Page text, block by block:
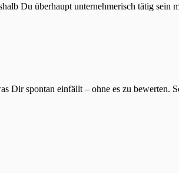
Du überhaupt unternehmerisch tätig sein
Dir spontan einfällt – ohne es zu